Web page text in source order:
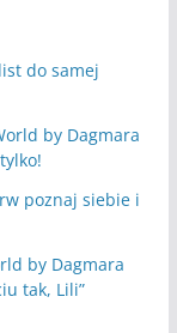
do samej
by Dagmara
poznaj siebie i
by Dagmara
tak, Lili”